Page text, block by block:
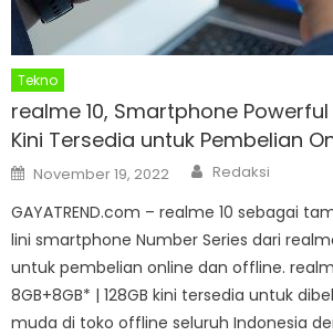
Tekno
realme 10, Smartphone
Kini Tersedia untuk Pembelian
Posted
on
November 19, 2022 Author
Redaksi
GAYATREND.com – realme 10 sebagai
lini smartphone Number Series dari
untuk pembelian online dan offline.
8GB+8GB* | 128GB kini tersedia untuk
muda di toko offline seluruh Indonesia